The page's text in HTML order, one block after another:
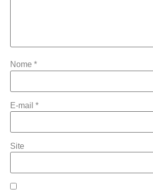
Nome *
E-mail *
Site